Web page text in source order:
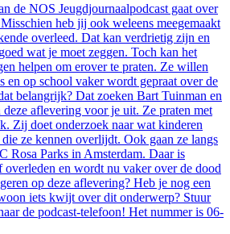
de NOS Jeugdjournaalpodcast gaat over
heb jij ook weleens meegemaakt
overleed. Dat kan verdrietig zijn en
wat je moet zeggen. Toch kan het
helpen om erover te praten. Ze willen
en op school vaker wordt gepraat over de
belangrijk? Dat zoeken Bart Tuinman en
aflevering voor je uit. Ze praten met
Zij doet onderzoek naar wat kinderen
ze kennen overlijdt. Ook gaan ze langs
Rosa Parks in Amsterdam. Daar is
overleden en wordt nu vaker over de dood
op deze aflevering? Heb je nog een
iets kwijt over dit onderwerp? Stuur
de podcast-telefoon! Het nummer is 06-